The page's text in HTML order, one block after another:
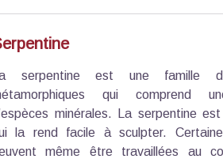
serpentine est une famille
qui comprend
minérales. La serpentine
la rend facile à sculpter.
même être travaillées au